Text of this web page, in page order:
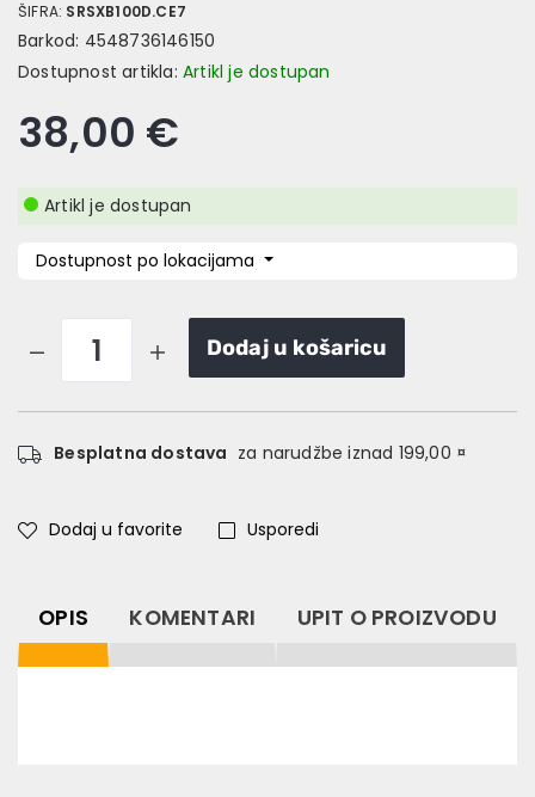
ŠIFRA: SRSXB100D.CE7
Barkod: 4548736146150
Dostupnost artikla: Artikl je dostupan
38,00 €
Artikl je dostupan
Dostupnost po lokacijama
Dodaj u košaricu
Besplatna dostava za narudžbe iznad 199,00 ¤
Dodaj u favorite Usporedi
OPIS KOMENTARI UPIT O PROIZVODU